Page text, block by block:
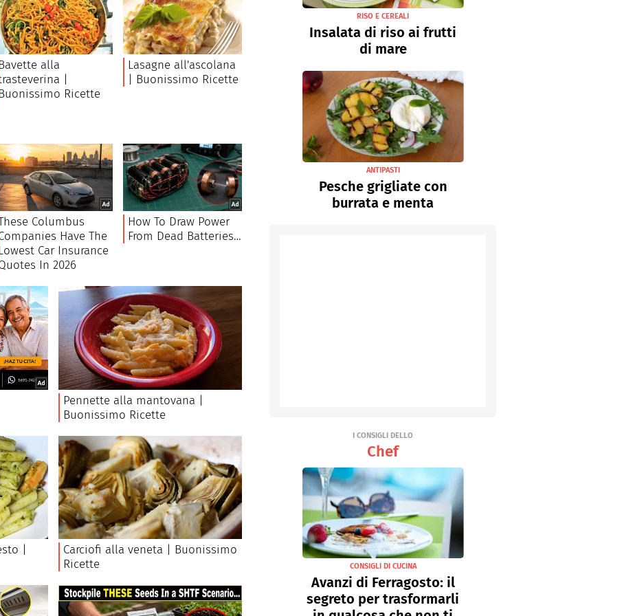
RISO E CEREALI
Insalata di riso ai frutti
di mare
ANTIPASTI
Pesche grigliate con
burrata e menta
I CONSIGLI DELLO
Chef
CONSIGLI DI CUCINA
Avanzi di Ferragosto: il
segreto per trasformarli